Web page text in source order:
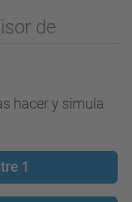
de
hacer y simula
1